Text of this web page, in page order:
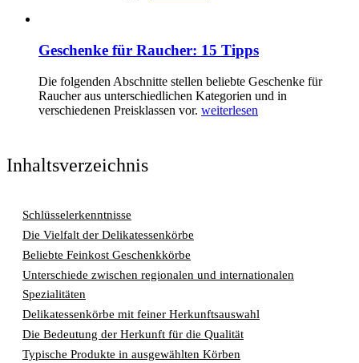
Geschenke für Raucher: 15 Tipps
Die folgenden Abschnitte stellen beliebte Geschenke für
Raucher aus unterschiedlichen Kategorien und in
verschiedenen Preisklassen vor. weiterlesen
Inhaltsverzeichnis
Schlüsselerkenntnisse
Die Vielfalt der Delikatessenkörbe
Beliebte Feinkost Geschenkkörbe
Unterschiede zwischen regionalen und internationalen
Spezialitäten
Delikatessenkörbe mit feiner Herkunftsauswahl
Die Bedeutung der Herkunft für die Qualität
Typische Produkte in ausgewählten Körben